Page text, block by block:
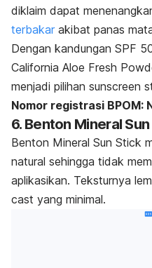
diklaim dapat
terbakar akibat panas
Dengan kandungan SPF
California Aloe Fresh
menjadi pilihan sunscreen
Nomor registrasi BPOM:
6. Benton Mineral
Benton Mineral Sun Stick
natural sehingga tidak
aplikasikan. Teksturnya
cast yang minimal.